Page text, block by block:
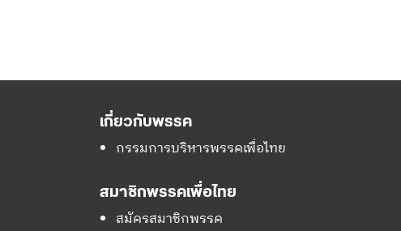
เกี่ยวกับพรรค
กรรมการบริหารพรรคเพื่อไทย
สมาชิกพรรคเพื่อไทย
สมัครสมาชิกพรรค